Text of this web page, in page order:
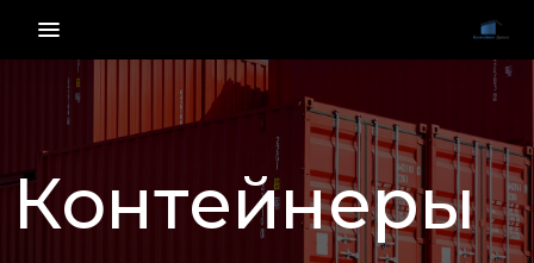
menu_vert
Контейнеры